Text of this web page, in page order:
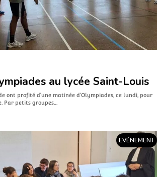
au lycée Saint-Louis
ont profité d’une matinée d’Olympiades, ce lundi, pour
Par petits groupes…
EVÉNEMENT